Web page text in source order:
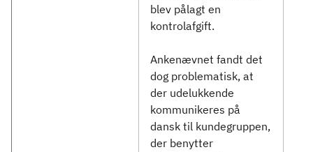
blev pålagt en
kontrolafgift.
Ankenævnet fandt det
dog problematisk, at
der udelukkende
kommunikeres på
dansk til kundegruppen,
der benytter